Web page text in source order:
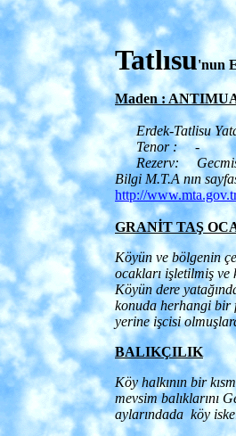
Tatlısu'nun
Maden :
Erdek-Tatlisu
Tenor : -
Rezerv: Gecmis
Bilgi M.T.A nın
http://
GRANİT TAŞ
Köyün ve bölgenin
ocakları işletilmiş ve
Köyün dere
konuda herhangi bir
yerine işcisi
BALIKÇILIK
Köy halkının bir
mevsim balıklarını
aylarındada köy